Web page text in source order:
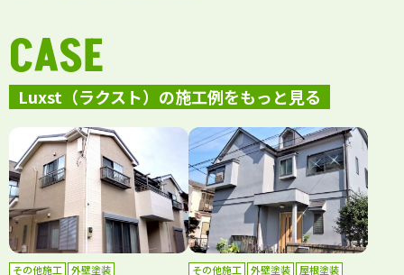
Luxst（ラクスト）の施工例をもっと見る
CASE
その他施工 外壁塗装 その他施工 外壁塗装
屋根塗装